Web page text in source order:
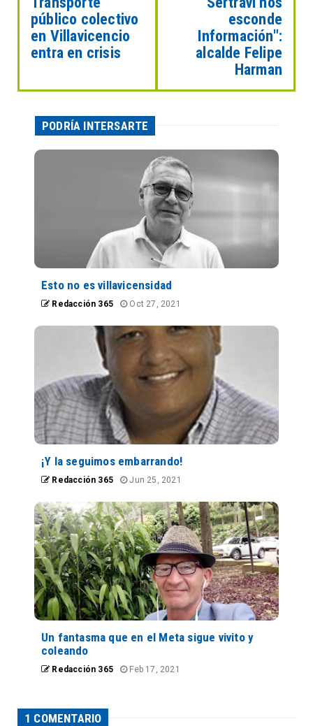
público colectivo
en Villavicencio
entra en crisis
esconde
Información":
alcalde Felipe
Harman
PODRÍA INTERSARTE
Esto no es villavicensidad
Redacción 365 Oct 27, 2021
¡Y la seguimos embarrando!
Redacción 365 Jun 25, 2021
Un fantasma que en el Meta sigue vivito y
coleando
Redacción 365 Feb 17, 2021
1 COMENTARIO